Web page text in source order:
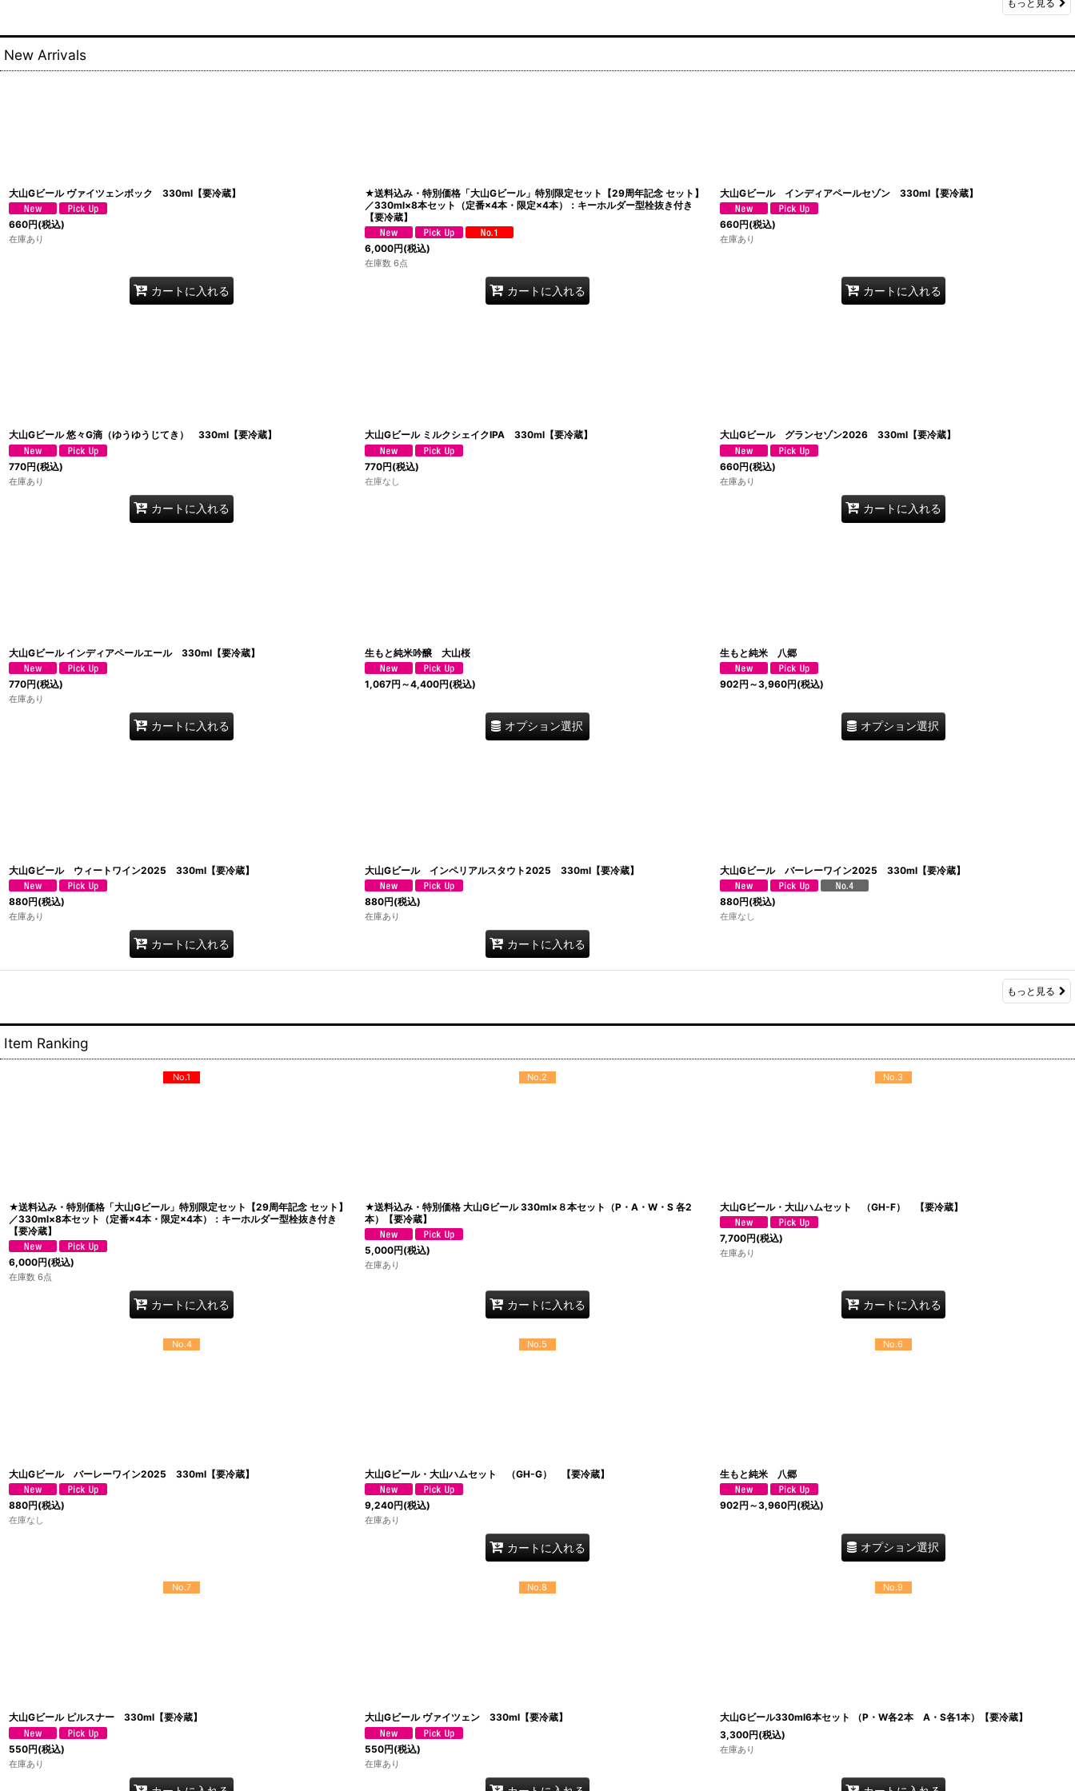
もっと見る
New Arrivals
大山Gビール ヴァイツェンボック 330ml【要冷蔵】
660円(税込)
在庫あり
カートに入れる
★送料込み・特別価格「大山Gビール」特別限定セット【29周年記念 セット】
／330ml×8本セット（定番×4本・限定×4本）：キーホルダー型栓抜き付き
【要冷蔵】
6,000円(税込)
在庫数 6点
カートに入れる
大山Gビール インディアペールセゾン 330ml【要冷蔵】
660円(税込)
在庫あり
カートに入れる
大山Gビール 悠々G滴（ゆうゆうじてき） 330ml【要冷蔵】
770円(税込)
在庫あり
カートに入れる
大山Gビール ミルクシェイクIPA 330ml【要冷蔵】
770円(税込)
在庫なし
大山Gビール グランセゾン2026 330ml【要冷蔵】
660円(税込)
在庫あり
カートに入れる
大山Gビール インディアペールエール 330ml【要冷蔵】
770円(税込)
在庫あり
カートに入れる
生もと純米吟醸 大山桜
1,067円 ～4,400円(税込)
オプション選択
生もと純米 八郷
902円 ～3,960円(税込)
オプション選択
大山Gビール ウィートワイン2025 330ml【要冷蔵】
880円(税込)
在庫あり
カートに入れる
大山Gビール インペリアルスタウト2025 330ml【要冷蔵】
880円(税込)
在庫あり
カートに入れる
大山Gビール バーレーワイン2025 330ml【要冷蔵】
880円(税込)
在庫なし
もっと見る
Item Ranking
No.1
★送料込み・特別価格「大山Gビール」特別限定セット【29周年記念 セット】
／330ml×8本セット（定番×4本・限定×4本）：キーホルダー型栓抜き付き
【要冷蔵】
6,000円(税込)
在庫数 6点
カートに入れる
No.2
★送料込み・特別価格 大山Gビール 330ml×８本セット（P・A・W・S 各2
本）【要冷蔵】
5,000円(税込)
在庫あり
カートに入れる
No.3
大山Gビール・大山ハムセット （GH-F） 【要冷蔵】
7,700円(税込)
在庫あり
カートに入れる
No.4
大山Gビール バーレーワイン2025 330ml【要冷蔵】
880円(税込)
在庫なし
No.5
大山Gビール・大山ハムセット （GH-G） 【要冷蔵】
9,240円(税込)
在庫あり
カートに入れる
No.6
生もと純米 八郷
902円 ～3,960円(税込)
オプション選択
No.7
大山Gビール ピルスナー 330ml【要冷蔵】
550円(税込)
在庫あり
No.8
大山Gビール ヴァイツェン 330ml【要冷蔵】
550円(税込)
在庫あり
No.9
大山Gビール330ml6本セット （P・W各2本 A・S各1本）【要冷蔵】
3,300円(税込)
在庫あり